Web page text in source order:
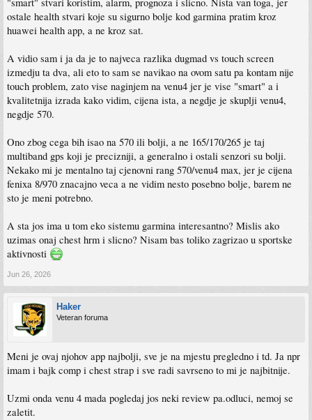
"smart" stvari koristim, alarm, prognoza i slicno. Nista van toga, jer
ostale health stvari koje su sigurno bolje kod garmina pratim kroz
huawei health app, a ne kroz sat.
A vidio sam i ja da je to najveca razlika dugmad vs touch screen
izmedju ta dva, ali eto to sam se navikao na ovom satu pa kontam nije
touch problem, zato vise naginjem na venu4 jer je vise "smart" a i
kvalitetnija izrada kako vidim, cijena ista, a negdje je skuplji venu4,
negdje 570.
Ono zbog cega bih isao na 570 ili bolji, a ne 165/170/265 je taj
multiband gps koji je precizniji, a generalno i ostali senzori su bolji.
Nekako mi je mentalno taj cjenovni rang 570/venu4 max, jer je cijena
fenixa 8/970 znacajno veca a ne vidim nesto posebno bolje, barem ne
sto je meni potrebno.
A sta jos ima u tom eko sistemu garmina interesantno? Mislis ako
uzimas onaj chest hrm i slicno? Nisam bas toliko zagrizao u sportske
aktivnosti
Jun 26, 2026
Haker
Veteran foruma
Meni je ovaj njohov app najbolji, sve je na mjestu pregledno i td. Ja npr
imam i bajk comp i chest strap i sve radi savrseno to mi je najbitnije.
Uzmi onda venu 4 mada pogledaj jos neki review pa.odluci, nemoj se
zaletit.